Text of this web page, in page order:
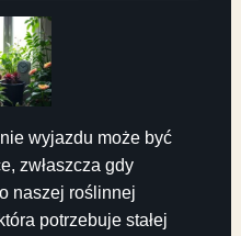
wyjazdu może być
zwłaszcza gdy
naszej roślinnej
potrzebuje stałej